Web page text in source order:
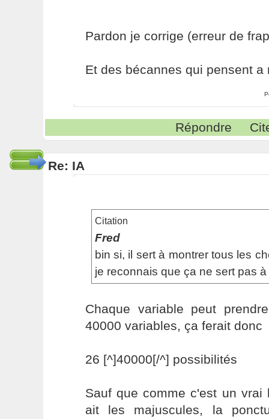
Pardon je corrige (erreur de
Et des bécannes qui pensent a
Répondre
Re: IA
Citation
Fred
bin si, il sert à montrer tous les
je reconnais que ça ne sert pas
Chaque variable peut
40000 variables, ça ferait donc
26 [^]40000[/^] possibilités
Sauf que comme c'est un
ait les majuscules, la